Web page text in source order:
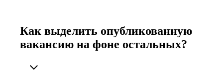
Как выделить опубликованную
вакансию на фоне остальных?